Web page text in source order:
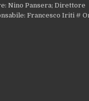
Nino Pansera; Direttore
Francesco Iriti #